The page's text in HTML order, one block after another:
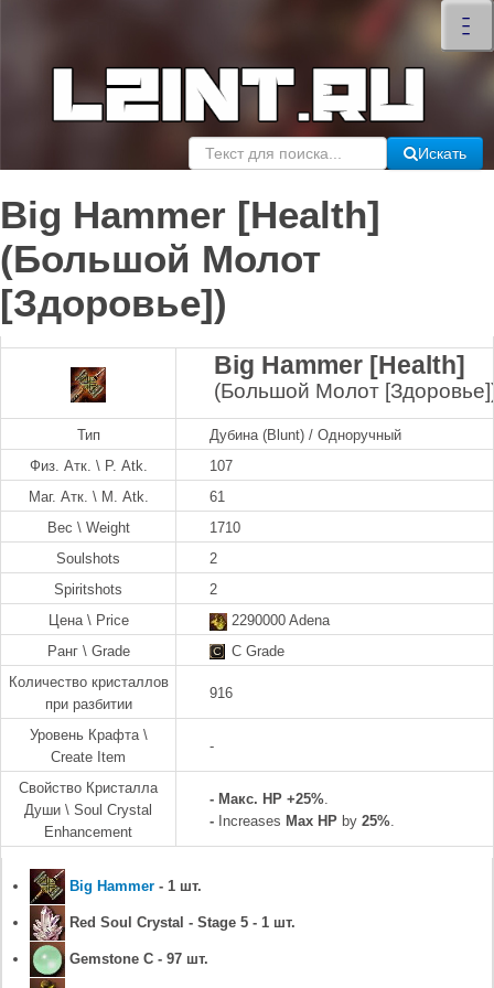
–
–
–
×
Искать
Big Hammer [Health]
(Большой Молот
[Здоровье])
Big Hammer [Health]
(Большой Молот
Тип
Дубина (Blunt) / Одноручный
Физ. Атк. \ P. Atk.
107
Маг. Атк. \ M. Atk.
61
Вес \ Weight
1710
Soulshots
2
Spiritshots
2
Цена \ Price
2290000 Adena
Ранг \ Grade
C Grade
Количество кристаллов
при разбитии
916
Уровень Крафта \
Create Item
-
Свойство Кристалла
Души \ Soul Crystal
Enhancement
- Макс. HP +25%.
- Increases Max HP by 25%.
Big Hammer - 1 шт.
Red Soul Crystal - Stage 5 - 1 шт.
Gemstone C - 97 шт.